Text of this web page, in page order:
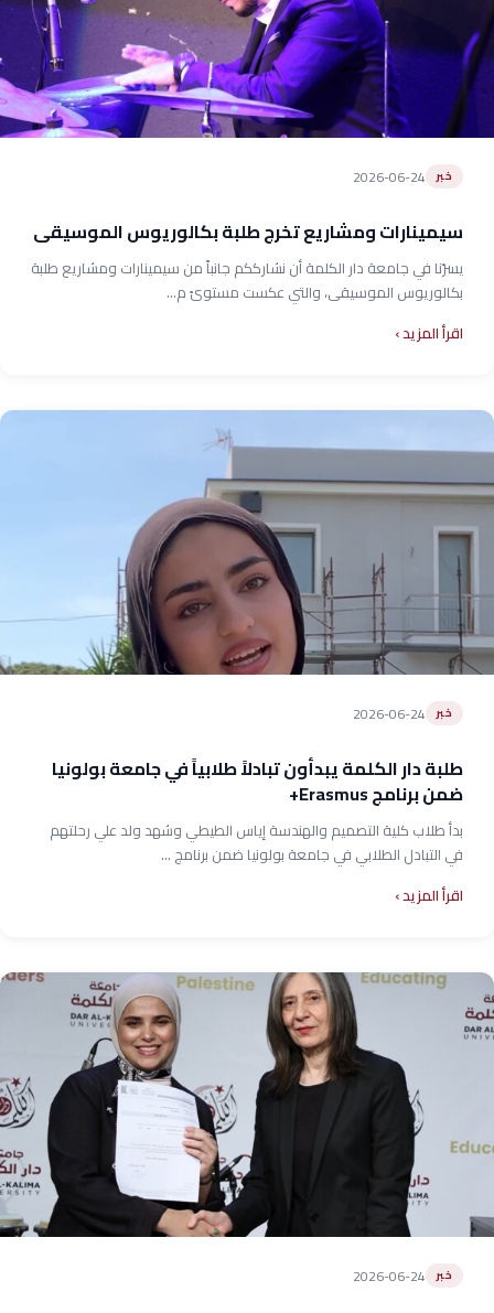
خبر 2026-06-24
سيمينارات ومشاريع تخرج طلبة بكالوريوس الموسيقى
يسرّنا في جامعة دار الكلمة أن نشارككم جانباً من سيمينارات ومشاريع طلبة
بكالوريوس الموسيقى، والتي عكست مستوىً م...
اقرأ المزيد
خبر 2026-06-24
طلبة دار الكلمة يبدأون تبادلاً طلابياً في جامعة بولونيا
ضمن برنامج Erasmus+
بدأ طلاب كلية التصميم والهندسة إياس الطيطي وشهد ولد علي رحلتهم
في التبادل الطلابي في جامعة بولونيا ضمن برنامج ...
اقرأ المزيد
خبر 2026-06-24